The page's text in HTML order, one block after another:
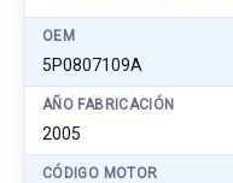
OEM
5P0807109A
AÑO FABRICACIÓN
2005
CÓDIGO MOTOR